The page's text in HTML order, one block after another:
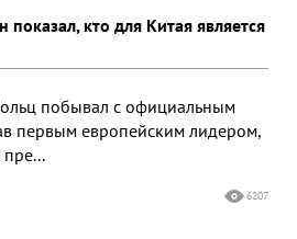
кто для Китая является
побывал с официальным
первым европейским лидером,
пре...
6207